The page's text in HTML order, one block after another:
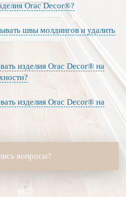
Orac Decor®?
швы молдингов и удалить
изделия Orac Decor® на
изделия Orac Decor® на
вопросы?